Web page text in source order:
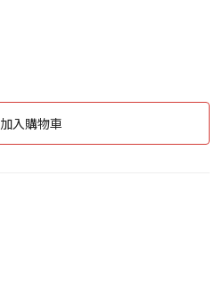
加入購物車